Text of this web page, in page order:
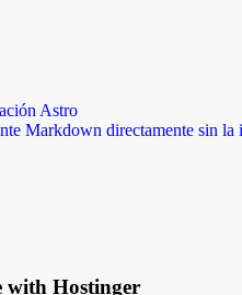
Astro
Markdown directamente sin la
with Hostinger